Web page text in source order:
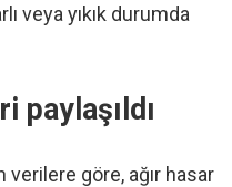
veya yıkık durumda
paylaşıldı
verilere göre, ağır hasar